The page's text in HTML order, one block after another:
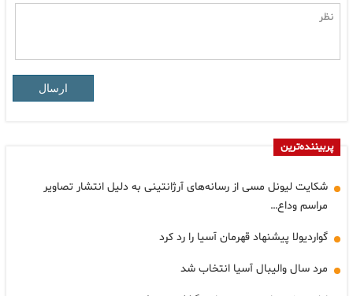
ارسال
پربیننده‌ترین
شکایت لیونل مسی از رسانه‌های آرژانتینی به دلیل انتشار تصاویر
مراسم وداع…
گواردیولا پیشنهاد قهرمان آسیا را رد کرد
مرد سال والیبال آسیا انتخاب شد